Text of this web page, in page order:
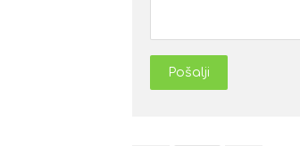
Pošalji